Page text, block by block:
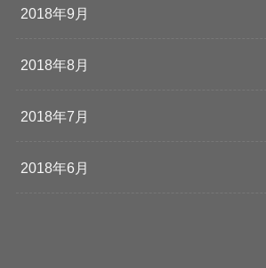
2018年9月
2018年8月
2018年7月
2018年6月